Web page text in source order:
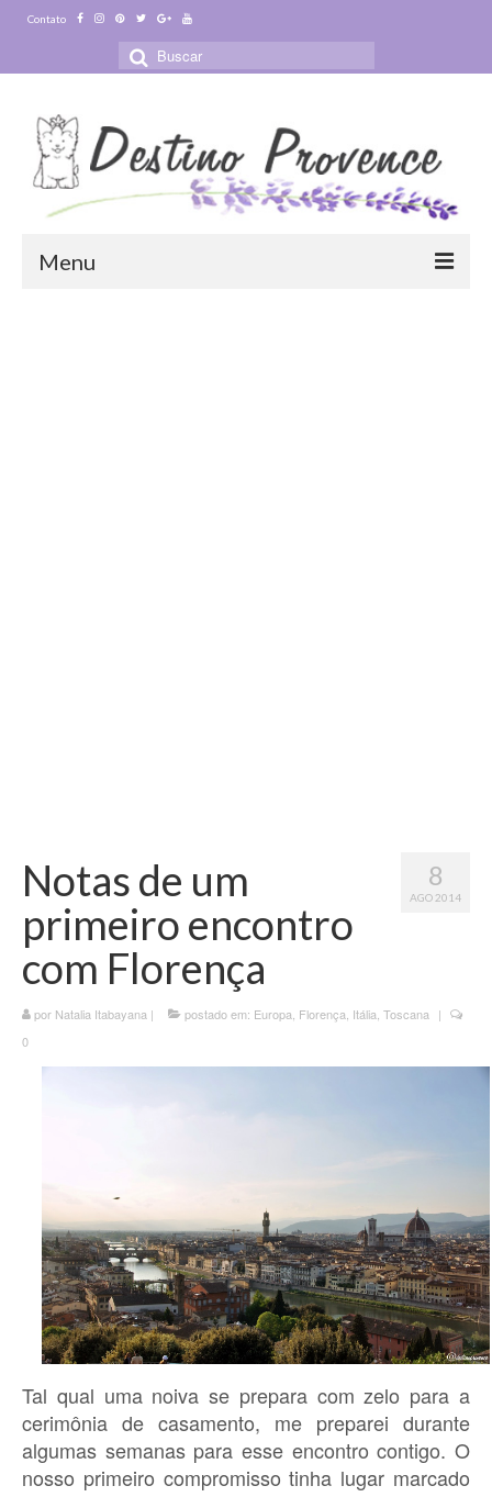
Contato
Buscar
por:
Menu
8
AGO 2014
Notas de um
primeiro encontro
com Florença
por Natalia Itabayana | postado em: Europa Florença Itália Toscana
|
0
Tal qual uma noiva se prepara com zelo para a
cerimônia de casamento, me preparei durante
algumas semanas para esse encontro contigo. O
nosso primeiro compromisso tinha lugar marcado